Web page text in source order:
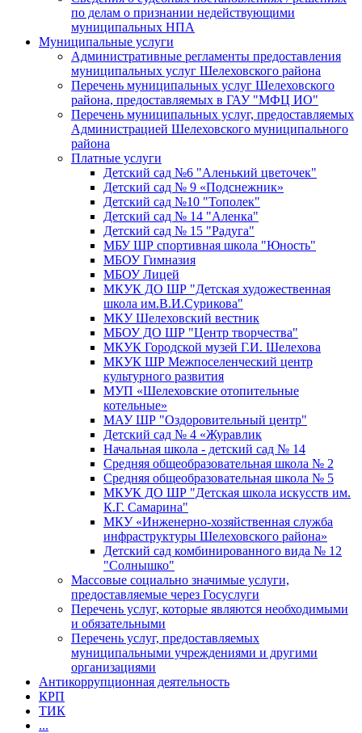
по делам о признании недействующими
муниципальных НПА
Муниципальные услуги
Административные регламенты предоставления
муниципальных услуг Шелеховского района
Перечень муниципальных услуг Шелеховского
района, предоставляемых в ГАУ "МФЦ ИО"
Перечень муниципальных услуг, предоставляемых
Администрацией Шелеховского муниципального
района
Платные услуги
Детский сад №6 "Аленький цветочек"
Детский сад № 9 «Подснежник»
Детский сад №10 "Тополек"
Детский сад № 14 "Аленка"
Детский сад № 15 "Радуга"
МБУ ШР спортивная школа "Юность"
МБОУ Гимназия
МБОУ Лицей
МКУК ДО ШР "Детская художественная
школа им.В.И.Сурикова"
МКУ Шелеховский вестник
МБОУ ДО ШР "Центр творчества"
МКУК Городской музей Г.И. Шелехова
МКУК ШР Межпоселенческий центр
культурного развития
МУП «Шелеховские отопительные
котельные»
МАУ ШР "Оздоровительный центр"
Детский сад № 4 «Журавлик
Начальная школа - детский сад № 14
Средняя общеобразовательная школа № 2
Средняя общеобразовательная школа № 5
МКУК ДО ШР "Детская школа искусств им.
К.Г. Самарина"
МКУ «Инженерно-хозяйственная служба
инфраструктуры Шелеховского района»
Детский сад комбинированного вида № 12
"Солнышко"
Массовые социально значимые услуги,
предоставляемые через Госуслуги
Перечень услуг, которые являются необходимыми
и обязательными
Перечень услуг, предоставляемых
муниципальными учреждениями и другими
организациями
Антикоррупционная деятельность
КРП
ТИК
...